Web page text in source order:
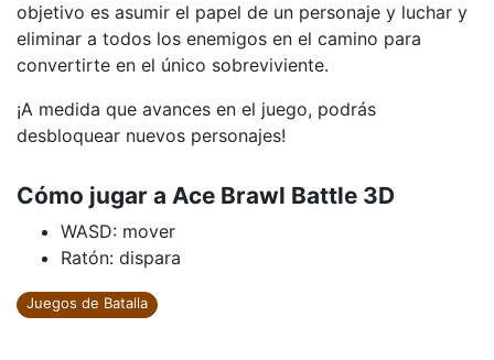
objetivo es asumir el papel de un personaje y luchar y
eliminar a todos los enemigos en el camino para
convertirte en el único sobreviviente.
¡A medida que avances en el juego, podrás
desbloquear nuevos personajes!
Cómo jugar a Ace Brawl Battle 3D
WASD: mover
Ratón: dispara
Juegos de Batalla